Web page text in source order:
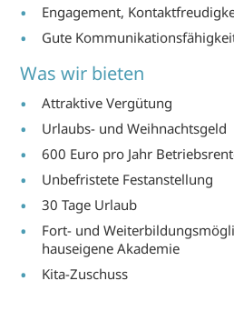
Engagement,
Gute
Was wir bieten
Attraktive Vergütung
Urlaubs- und Weihnachtsgeld
600 Euro pro Jahr
Unbefristete Festanstellung
30 Tage Urlaub
Fort- und
hauseigene Akademie
Kita-Zuschuss